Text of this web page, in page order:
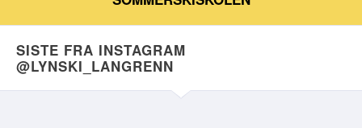
SISTE FRA INSTAGRAM
@LYNSKI_LANGRENN